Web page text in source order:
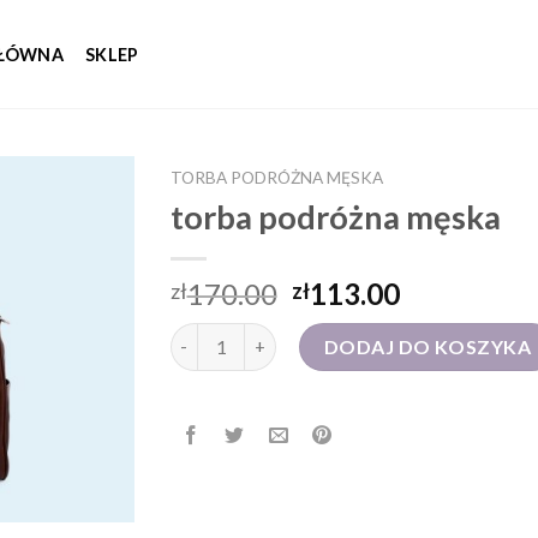
SKLEP
TORBA PODRÓŻNA MĘSKA
torba podróżna męska
zł170.00 zł113.00
ilość torba podróżna męskaDODAJ DO KOSZYKA